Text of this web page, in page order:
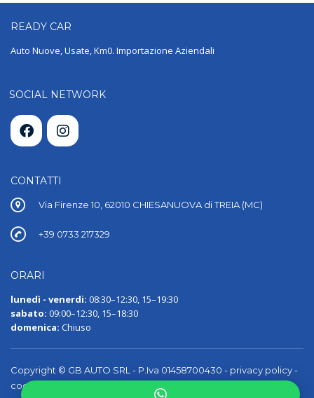
READY CAR
Auto Nuove, Usate, Km0. Importazione Aziendali
SOCIAL NETWORK
CONTATTI
Via Firenze 10, 62010 CHIESANUOVA di TREIA (MC)
+39 0733 217329
ORARI
lunedì - venerdi: 08:30–12:30, 15–19:30
sabato: 09:00–12:30, 15–18:30
domenica: Chiuso
Copyright © GB AUTO SRL - P.Iva 01458700430 - privacy policy-
cookie policy